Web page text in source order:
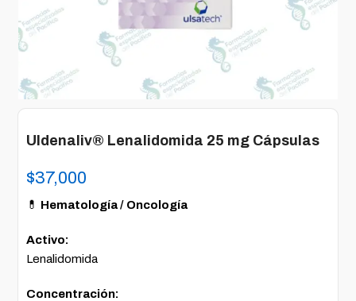
Uldenaliv® Lenalidomida 25 mg Cápsulas
$37,000
💊 Hematología / Oncología
Activo:
Lenalidomida
Concentración: